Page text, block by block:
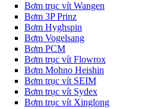
Bơm trục vít Wangen
Bơm 3P Prinz
Bơm Hyghspin
Bơm Vogelsang
Bơm PCM
Bơm trục vít Flowrox
Bơm Mohno Heishin
Bơm trục vít SEIM
Bơm trục vít Sydex
Bơm trục vít Xinglong